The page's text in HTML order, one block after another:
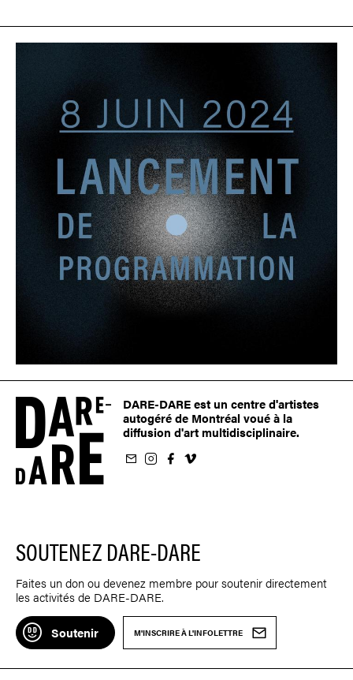
DARE-DARE est un centre d'artistes
autogéré de Montréal voué à la
diffusion d'art multidisciplinaire.
sur Instagram
sur Facebook
nous sur Vimeo
SOUTENEZ DARE-DARE
Faites un don ou devenez membre pour soutenir directement
les activités de DARE-DARE.
Soutenir M'INSCRIRE À L'INFOLETTRE